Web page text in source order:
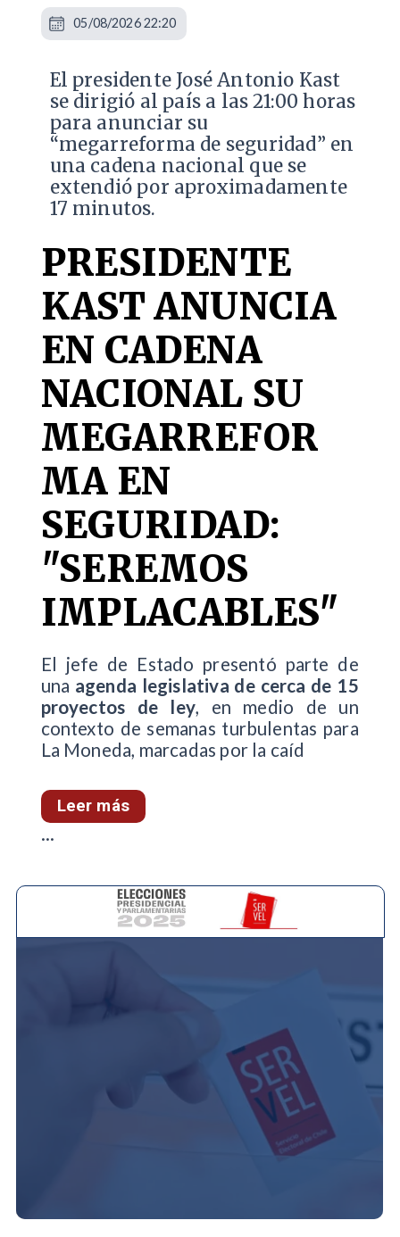
El presidente José Antonio Kast
se dirigió al país a las 21:00 horas
para anunciar su
“megarreforma de seguridad” en
una cadena nacional que se
extendió por aproximadamente
17 minutos.
PRESIDENTE
KAST ANUNCIA
EN CADENA
NACIONAL SU
MEGARREFOR
MA EN
SEGURIDAD:
"SEREMOS
IMPLACABLES"
El jefe de Estado presentó parte de
una agenda legislativa de cerca de 15
proyectos de ley, en medio de un
contexto de semanas turbulentas para
La Moneda, marcadas por la caíd
Leer más
05/08/2026 22:20
...